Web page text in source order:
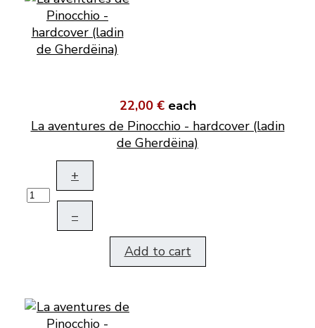
22,00 € each
La aventures de Pinocchio - hardcover (ladin
de Gherdëina)
+
–
Add to cart